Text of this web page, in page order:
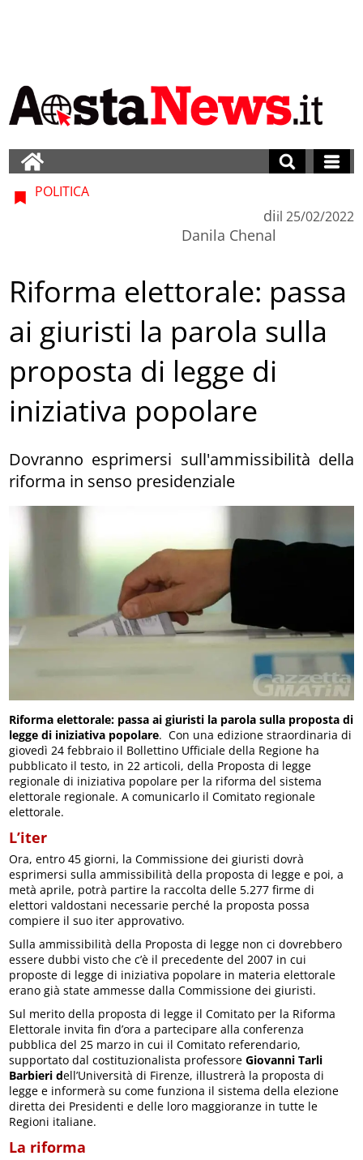
POLITICA
di
Danila Chenal
il 25/02/2022
Riforma elettorale: passa
ai giuristi la parola sulla
proposta di legge di
iniziativa popolare
Dovranno esprimersi sull'ammissibilità della
riforma in senso presidenziale
Riforma elettorale: passa ai giuristi la parola sulla proposta di
legge di iniziativa popolare. Con una edizione straordinaria di
giovedì 24 febbraio il Bollettino Ufficiale della Regione ha
pubblicato il testo, in 22 articoli, della Proposta di legge
regionale di iniziativa popolare per la riforma del sistema
elettorale regionale. A comunicarlo il Comitato regionale
elettorale.
L’iter
Ora, entro 45 giorni, la Commissione dei giuristi dovrà
esprimersi sulla ammissibilità della proposta di legge e poi, a
metà aprile, potrà partire la raccolta delle 5.277 firme di
elettori valdostani necessarie perché la proposta possa
compiere il suo iter approvativo.
Sulla ammissibilità della Proposta di legge non ci dovrebbero
essere dubbi visto che c’è il precedente del 2007 in cui
proposte di legge di iniziativa popolare in materia elettorale
erano già state ammesse dalla Commissione dei giuristi.
Sul merito della proposta di legge il Comitato per la Riforma
Elettorale invita fin d’ora a partecipare alla conferenza
pubblica del 25 marzo in cui il Comitato referendario,
supportato dal costituzionalista professoreGiovanni Tarli
Barbieri dell’Università di Firenze, illustrerà la proposta di
legge e informerà su come funziona il sistema della elezione
diretta dei Presidenti e delle loro maggioranze in tutte le
Regioni italiane.
La riforma